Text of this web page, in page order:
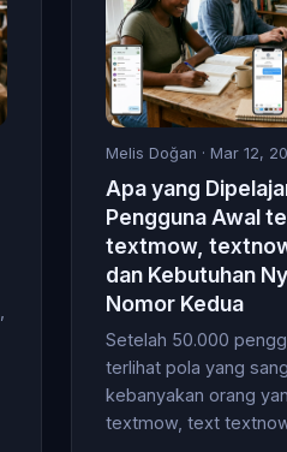
Melis Doğan · Mar 12,
Apa yang
Pengguna Awal
textmow,
dan Kebutuhan
Nomor Kedua
Setelah 50.000
terlihat pola yang
kebanyakan orang
textmow, text